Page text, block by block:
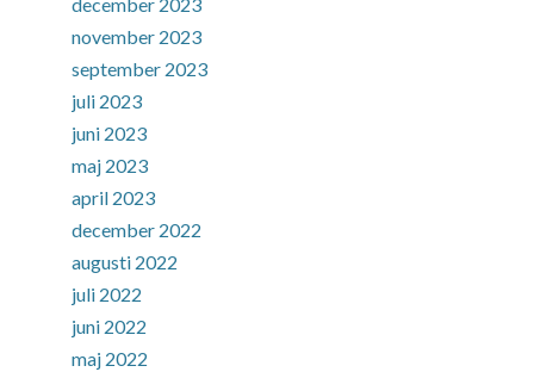
november 2023
september 2023
juli 2023
juni 2023
maj 2023
april 2023
december 2022
augusti 2022
juli 2022
juni 2022
maj 2022